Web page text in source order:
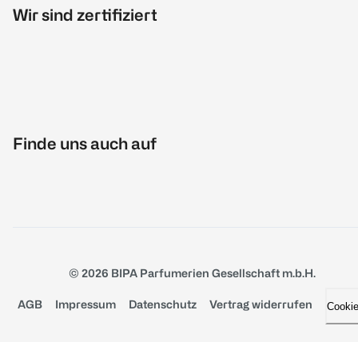
Wir sind zertifiziert
Finde uns auch auf
© 2026 BIPA Parfumerien Gesellschaft m.b.H.
AGB Impressum Datenschutz Vertrag widerrufen